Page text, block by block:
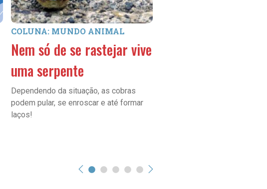
COLUNA: MUNDO ANIMAL
Nem só de se rastejar vive
uma serpente
Dependendo da situação, as cobras
podem pular, se enroscar e até formar
laços!